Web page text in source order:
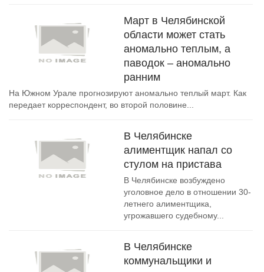
Март в Челябинской
области может стать
аномально теплым, а
паводок – аномально
ранним
На Южном Урале прогнозируют аномально теплый март. Как
передает корреспондент, во второй половине...
В Челябинске
алиментщик напал со
стулом на пристава
В Челябинске возбуждено
уголовное дело в отношении 30-
летнего алиментщика,
угрожавшего судебному...
В Челябинске
коммунальщики и